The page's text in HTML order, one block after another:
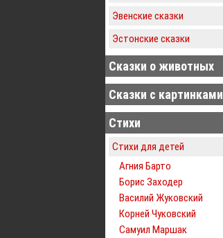
Эвенские сказки
Эстонские сказки
Сказки о животных
Сказки с картинками
Стихи
Стихи для детей
Агния Барто
Борис Заходер
Василий Жуковский
Корней Чуковский
Самуил Маршак